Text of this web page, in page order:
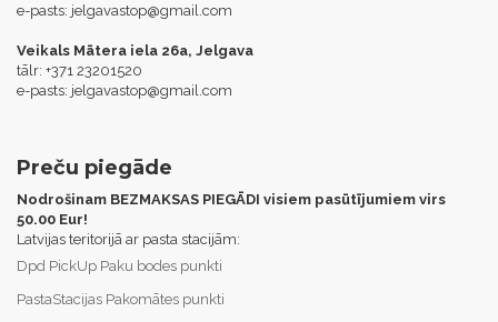
e-pasts: jelgavastop@gmail.com
Veikals Mātera iela 26a, Jelgava
tālr: +371 23201520
e-pasts: jelgavastop@gmail.com
Preču piegāde
Nodrošinam BEZMAKSAS PIEGĀDI visiem pasūtījumiem virs
50.00 Eur!
Latvijas teritorijā ar pasta stacijām:
Dpd PickUp Paku bodes punkti
PastaStacijas Pakomātes punkti